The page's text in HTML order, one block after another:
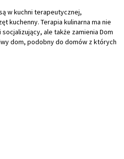
w kuchni terapeutycznej,
kuchenny. Terapia kulinarna ma nie
ale także zamienia Dom
dom, podobny do domów z których